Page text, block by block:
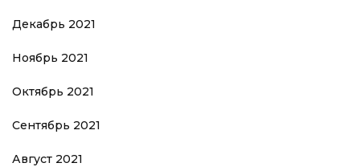
Декабрь 2021
Ноябрь 2021
Октябрь 2021
Сентябрь 2021
Август 2021